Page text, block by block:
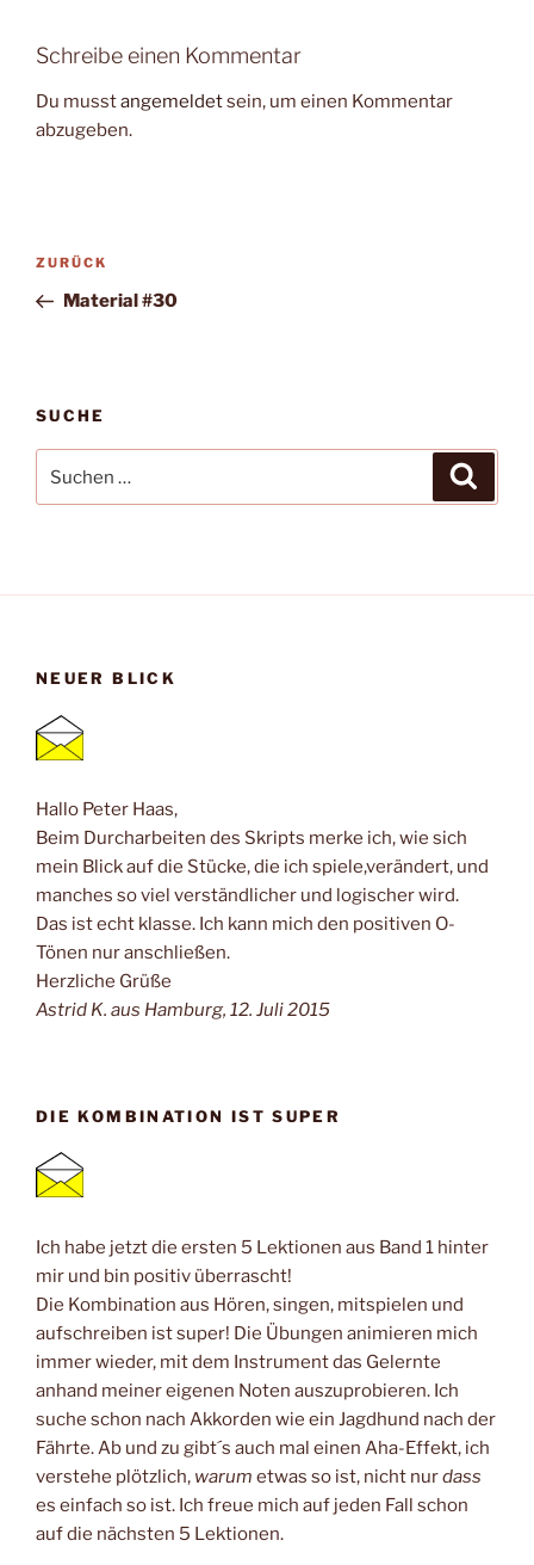
Schreibe einen Kommentar
Du musstangemeldetsein, um einen Kommentar
abzugeben.
Beitragsnavigation
Vorheriger
Beitrag
ZURÜCK
Material #30
SUCHE
nach:
NEUER BLICK
Hallo Peter Haas,
Beim Durcharbeiten des Skripts merke ich, wie sich
mein Blick auf die Stücke, die ich spiele,verändert, und
manches so viel verständlicher und logischer wird.
Das ist echt klasse. Ich kann mich den positiven O-
Tönen nur anschließen.
Herzliche Grüße
Astrid K. aus Hamburg, 12. Juli 2015
DIE KOMBINATION IST SUPER
Ich habe jetzt die ersten 5 Lektionen aus Band 1 hinter
mir und bin positiv überrascht!
Die Kombination aus Hören, singen, mitspielen und
aufschreiben ist super! Die Übungen animieren mich
immer wieder, mit dem Instrument das Gelernte
anhand meiner eigenen Noten auszuprobieren. Ich
suche schon nach Akkorden wie ein Jagdhund nach der
Fährte. Ab und zu gibt´s auch mal einen Aha-Effekt, ich
verstehe plötzlich, warum etwas so ist, nicht nurdass
es einfach so ist. Ich freue mich auf jeden Fall schon
auf die nächsten 5 Lektionen.